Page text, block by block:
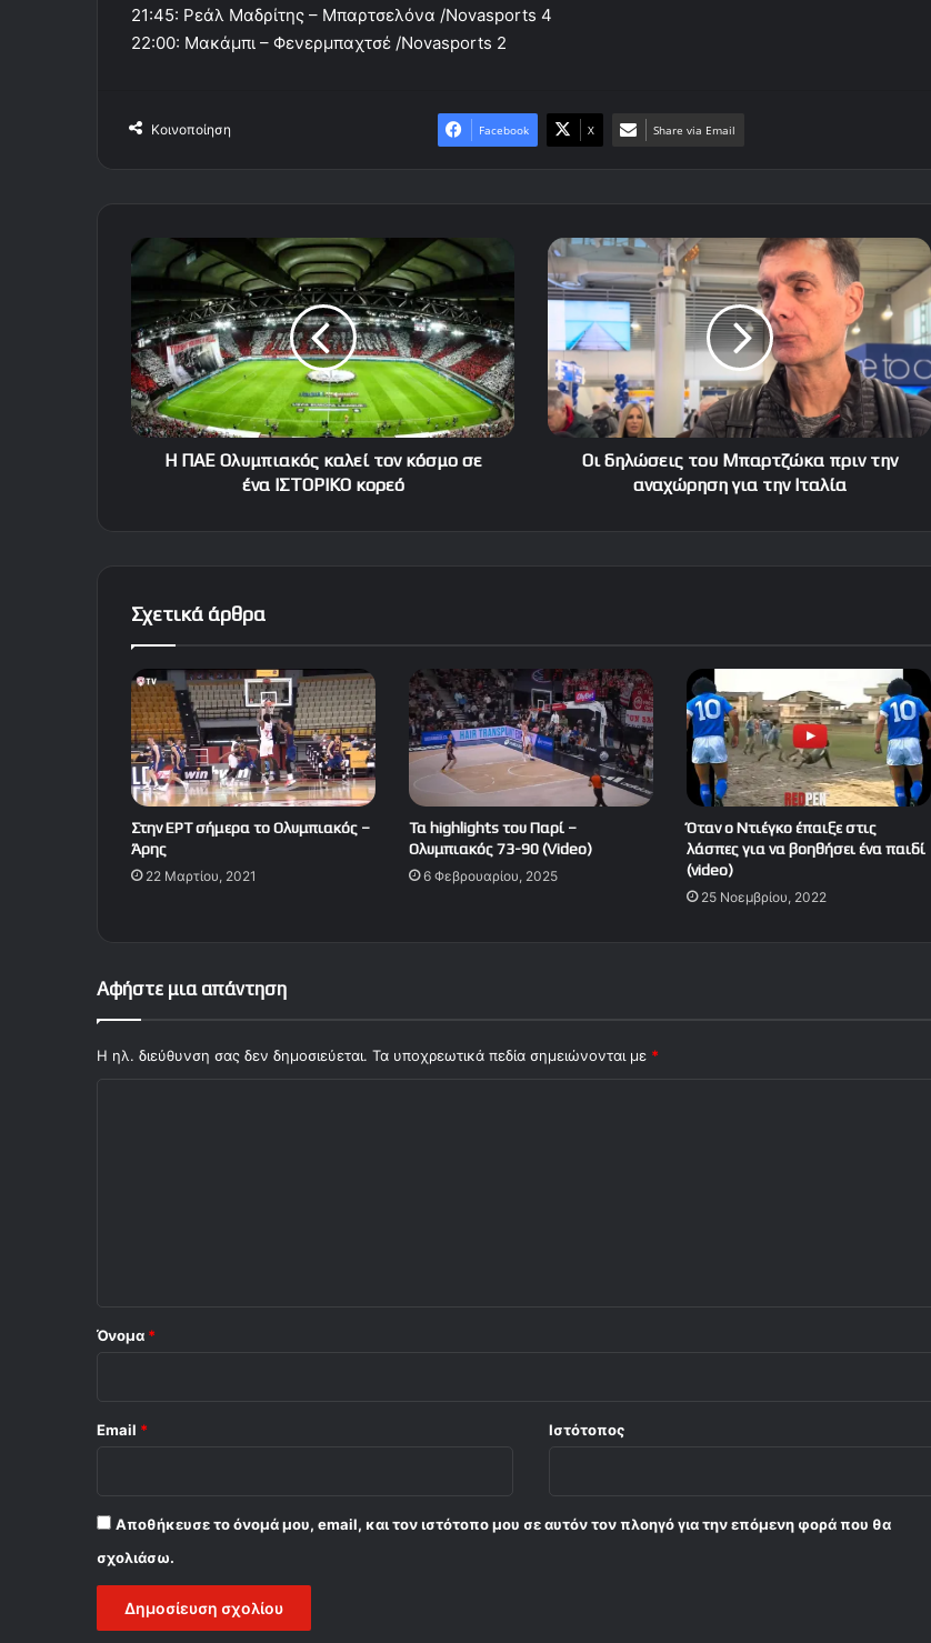
21:45: Ρεάλ Μαδρίτης – Μπαρτσελόνα /Novasports 4
22:00: Μακάμπι – Φενερμπαχτσέ /Novasports 2
Κοινοποίηση Facebook X Share via Email
Η
ΠΑΕ
Ολυμπιακός
καλεί
τον
κόσμο
σε
ένα
ΙΣΤΟΡΙΚΟ
κορεόΗ ΠΑΕ Ολυμπιακός καλεί τον κόσμο σε
ένα ΙΣΤΟΡΙΚΟ κορεό
Οι
δηλώσεις
του
Μπαρτζώκα
πριν
την
αναχώρηση
για
την
ΙταλίαΟι δηλώσεις του Μπαρτζώκα πριν την
αναχώρηση για την Ιταλία
Σχετικά άρθρα
Στην ΕΡΤ σήμερα το Ολυμπιακός –
Άρης
22 Μαρτίου, 2021
Τα highlights του Παρί –
Ολυμπιακός 73-90 (Video)
6 Φεβρουαρίου, 2025
Όταν ο Ντιέγκο έπαιξε στις
λάσπες για να βοηθήσει ένα παιδί
(video)
25 Νοεμβρίου, 2022
Αφήστε μια απάντηση
Η ηλ. διεύθυνση σας δεν δημοσιεύεται. Τα υποχρεωτικά πεδία σημειώνονται με *
Όνομα *
Email * Ιστότοπος
Αποθήκευσε το όνομά μου, email, και τον ιστότοπο μου σε αυτόν τον πλοηγό για την επόμενη φορά που θα
σχολιάσω.